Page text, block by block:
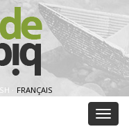
· FRANÇAIS